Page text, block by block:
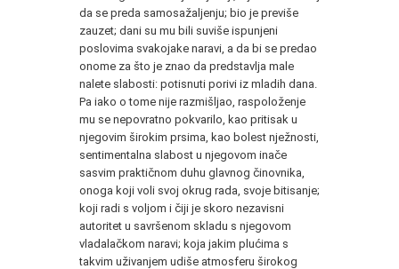
da se preda samosažaljenju; bio je previše
zauzet; dani su mu bili suviše ispunjeni
poslovima svakojake naravi, a da bi se predao
onome za što je znao da predstavlja male
nalete slabosti: potisnuti porivi iz mladih dana.
Pa iako o tome nije razmišljao, raspoloženje
mu se nepovratno pokvarilo, kao pritisak u
njegovim širokim prsima, kao bolest nježnosti,
sentimentalna slabost u njegovom inače
sasvim praktičnom duhu glavnog činovnika,
onoga koji voli svoj okrug rada, svoje bitisanje;
koji radi s voljom i čiji je skoro nezavisni
autoritet u savršenom skladu s njegovom
vladalačkom naravi; koja jakim plućima s
takvim uživanjem udiše atmosferu širokog